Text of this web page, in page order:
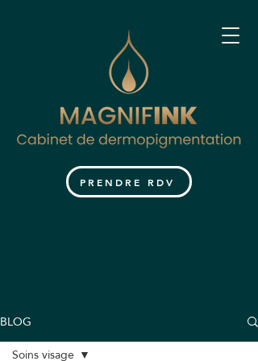
PRENDRE RDV
BLOG
Soins visage